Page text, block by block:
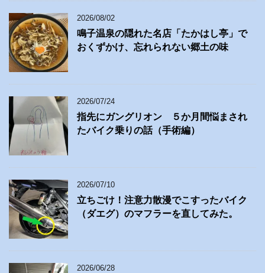
2026/08/02
鳴子温泉の隠れた名店「たかはし亭」で
おくずかけ、忘れられない郷土の味
2026/07/24
指先にガングリオン ５か月間悩まされ
たバイク乗りの話（手術編）
2026/07/10
立ちごけ！注意力散漫でこすったバイク
（ダエグ）のマフラーを直してみた。
2026/06/28